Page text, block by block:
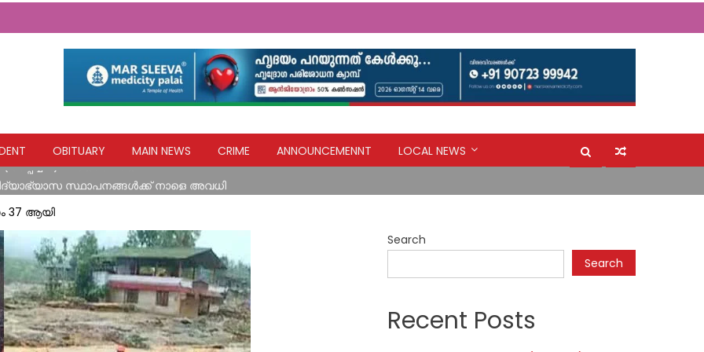
OBITUARY MAIN NEWS CRIME ANNOUNCEMENNT
LOCAL NEWS
സ്ഥാപനങ്ങൾക്ക് നാളെ അവധി
അപകടം
ഹസ്തവുമായി കോൺഗ്രസ് കുന്നോന്നി വാർഡ് കമ്മറ്റി
നിര്യാതനായി
37 ആയി
Search
Search
Recent Posts